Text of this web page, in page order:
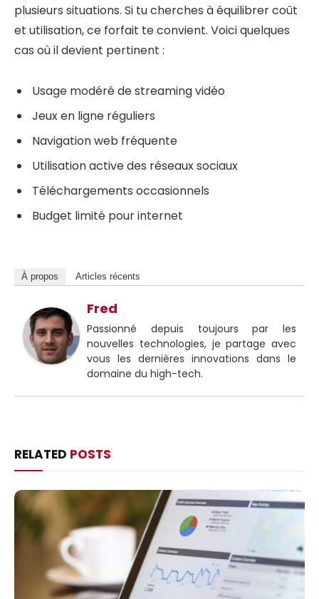
plusieurs situations. Si tu cherches à équilibrer coût
et utilisation, ce forfait te convient. Voici quelques
cas où il devient pertinent :
Usage modéré de streaming vidéo
Jeux en ligne réguliers
Navigation web fréquente
Utilisation active des réseaux sociaux
Téléchargements occasionnels
Budget limité pour internet
À propos Articles récents
Fred
Passionné depuis toujours par les
nouvelles technologies, je partage avec
vous les dernières innovations dans le
domaine du high-tech.
RELATED POSTS